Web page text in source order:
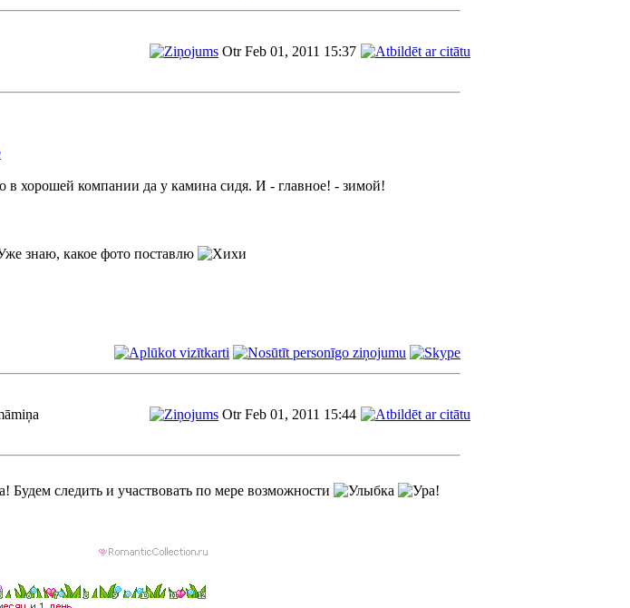
Otr Feb 01, 2011 15:37
в хорошей компании да у камина сидя. И - главное! - зимой!
знаю, какое фото поставлю
Otr Feb 01, 2011 15:44
Будем следить и участвовать по мере возможности